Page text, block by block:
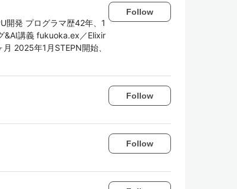
開発 プログラマ歴42年、1
&AI講義 fukuoka.ex／Elixir
2025年1月STEPN開始、
Follow
Follow
Follow